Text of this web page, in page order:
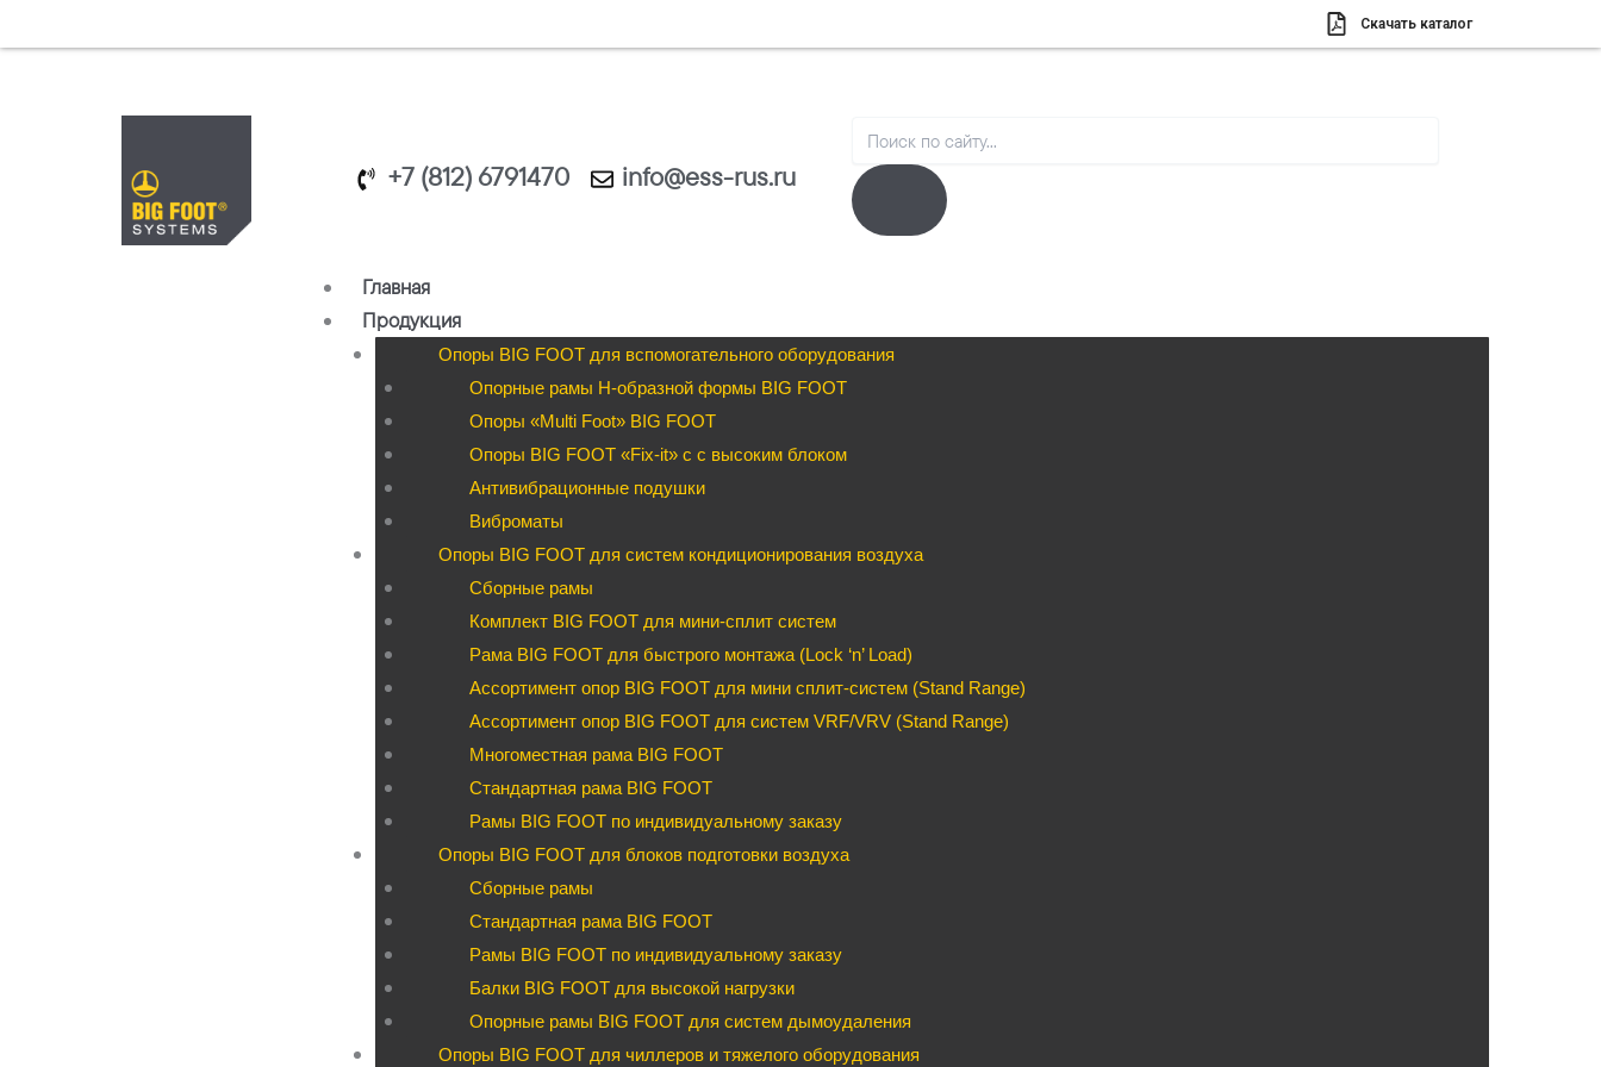
к
Скачать каталог
+7 (812) 6791470 info@ess-rus.ru
Главная
Продукция
Опоры BIG FOOT для вспомогательного оборудования
Опорные рамы H-образной формы BIG FOOT
Опоры «Multi Foot» BIG FOOT
Опоры BIG FOOT «Fix-it» c с высоким блоком
Антивибрационные подушки
Виброматы
Опоры BIG FOOT для систем кондиционирования воздуха
Сборные рамы
Комплект BIG FOOT для мини-сплит систем
Рама BIG FOOT для быстрого монтажа (Lock ‘n’ Load)
Ассортимент опор BIG FOOT для мини сплит-систем (Stand Range)
Ассортимент опор BIG FOOT для систем VRF/VRV (Stand Range)
Многоместная рама BIG FOOT
Стандартная рама BIG FOOT
Рамы BIG FOOT по индивидуальному заказу
Опоры BIG FOOT для блоков подготовки воздуха
Сборные рамы
Стандартная рама BIG FOOT
Рамы BIG FOOT по индивидуальному заказу
Балки BIG FOOT для высокой нагрузки
Опорные рамы BIG FOOT для систем дымоудаления
Опоры BIG FOOT для чиллеров и тяжелого оборудования